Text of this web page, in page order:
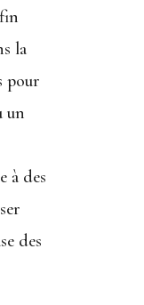
la
pour
un
à des
des